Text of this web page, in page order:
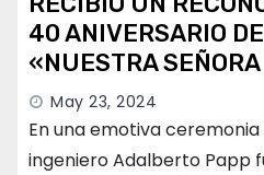
40 ANIVERSARIO
«NUESTRA
May 23, 2024
En una emotiva
ingeniero Adalberto Papp